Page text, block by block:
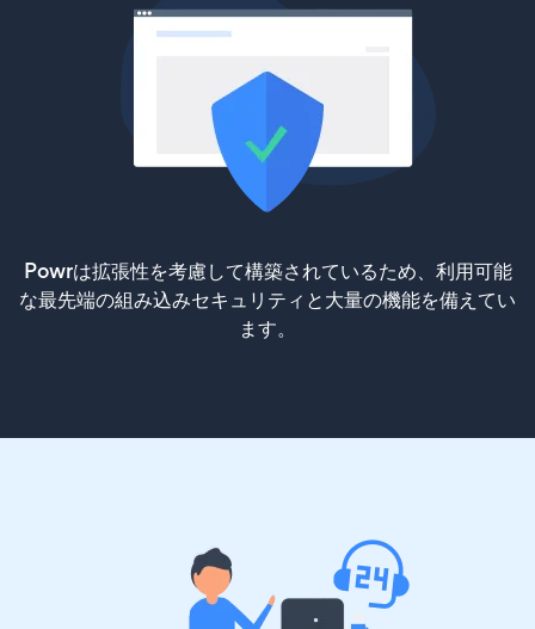
Powrは拡張性を考慮して構築されているため、利用可能
な最先端の組み込みセキュリティと大量の機能を備えてい
ます。